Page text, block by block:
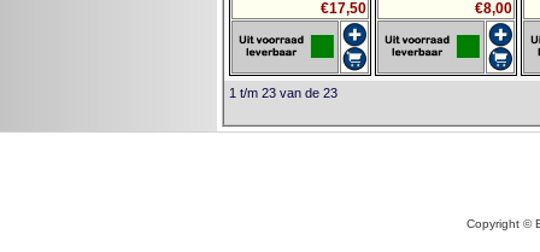
€17,50 €8,00
1 t/m 23 van de 23
Copyright ©